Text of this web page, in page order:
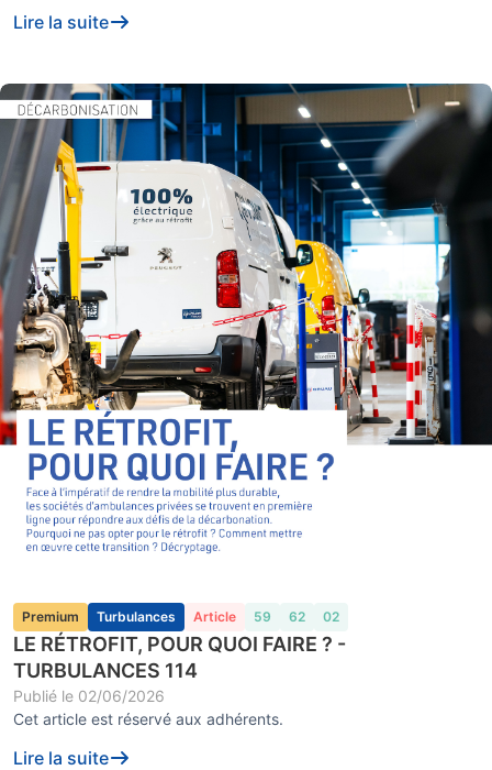
Lire la suite
Premium Turbulances Article 59 62 02
LE RÉTROFIT, POUR QUOI FAIRE ? -
TURBULANCES 114
Publié le 02/06/2026
Cet article est réservé aux adhérents.
Lire la suite